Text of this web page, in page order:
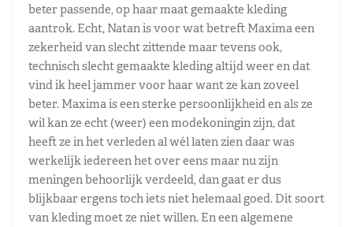
beter passende, op haar maat gemaakte kleding
aantrok. Echt, Natan is voor wat betreft Maxima een
zekerheid van slecht zittende maar tevens ook,
technisch slecht gemaakte kleding altijd weer en dat
vind ik heel jammer voor haar want ze kan zoveel
beter. Maxima is een sterke persoonlijkheid en als ze
wil kan ze echt (weer) een modekoningin zijn, dat
heeft ze in het verleden al wél laten zien daar was
werkelijk iedereen het over eens maar nu zijn
meningen behoorlijk verdeeld, dan gaat er dus
blijkbaar ergens toch iets niet helemaal goed. Dit soort
van kleding moet ze niet willen. En een algemene